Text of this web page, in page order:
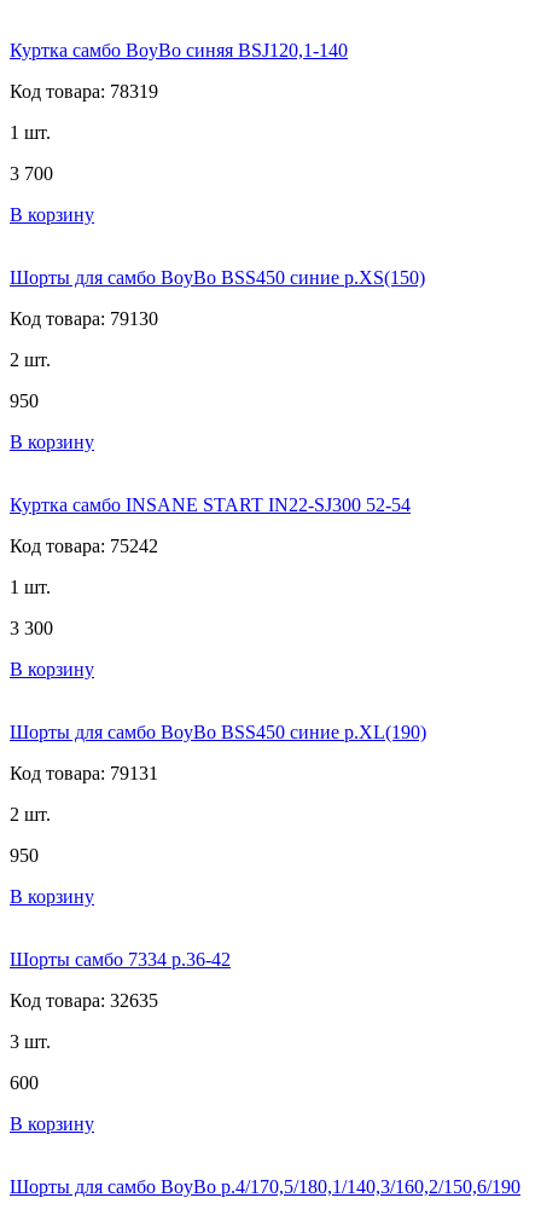
Куртка самбо BoyBo синяя BSJ120,1-140
Код товара: 78319
1 шт.
3 700
В корзину
Шорты для самбо BoyBo BSS450 синие р.XS(150)
Код товара: 79130
2 шт.
950
В корзину
Куртка самбо INSANE START IN22-SJ300 52-54
Код товара: 75242
1 шт.
3 300
В корзину
Шорты для самбо BoyBo BSS450 синие р.XL(190)
Код товара: 79131
2 шт.
950
В корзину
Шорты самбо 7334 р.36-42
Код товара: 32635
3 шт.
600
В корзину
Шорты для самбо BoyBo р.4/170,5/180,1/140,3/160,2/150,6/190